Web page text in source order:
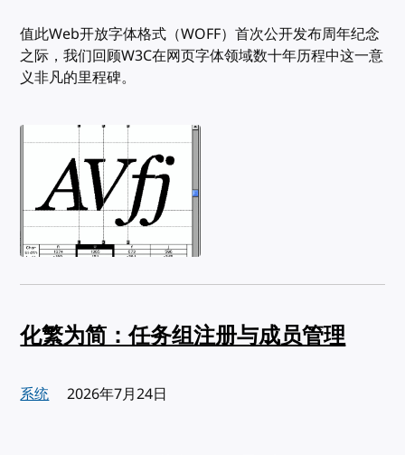
值此Web开放字体格式（WOFF）首次公开发布周年纪念
之际，我们回顾W3C在网页字体领域数十年历程中这一意
义非凡的里程碑。
化繁为简：任务组注册与成员管理
系统 发布:
2026年7月24日